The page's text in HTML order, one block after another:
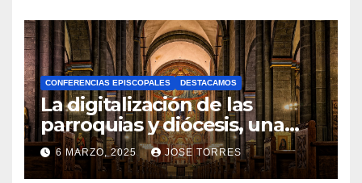
O
H
A
Y
C
O
M
CONFERENCIAS EPISCOPALES DESTACAMOS
La digitalización de las
parroquias y diócesis, una
realidad ya para el futuro de
la Iglesia
6 MARZO, 2025 JOSE TORRES
N